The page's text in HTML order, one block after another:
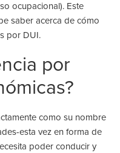
ocupacional). Este
saber acerca de cómo
por DUI.
por
como su nombre
esta vez en forma de
poder conducir y